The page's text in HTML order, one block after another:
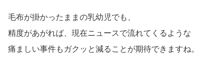
毛布が掛かったままの乳幼児でも、
精度があがれば、現在ニュースで流れてくるような
痛ましい事件もガクッと減ることが期待できますね。